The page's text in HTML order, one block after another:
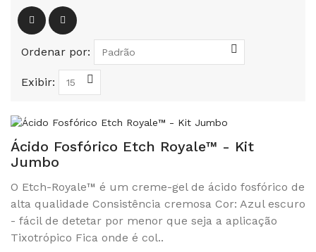
Ordenar por:
Exibir:
Ácido Fosfórico Etch Royale™ - Kit
Jumbo
O Etch-Royale™ é um creme-gel de ácido fosfórico de
alta qualidade Consistência cremosa Cor: Azul escuro
- fácil de detetar por menor que seja a aplicação
Tixotrópico Fica onde é col..